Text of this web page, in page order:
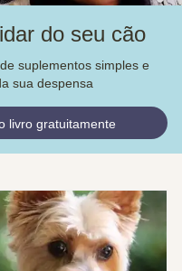
do seu cão
suplementos simples e
sua despensa
livro gratuitamente